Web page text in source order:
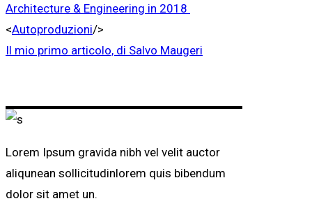
Architecture & Engineering in 2018
<Autoproduzioni/>
Il mio primo articolo, di Salvo Maugeri
Lorem Ipsum gravida nibh vel velit auctor
aliqunean sollicitudinlorem quis bibendum
dolor sit amet un.